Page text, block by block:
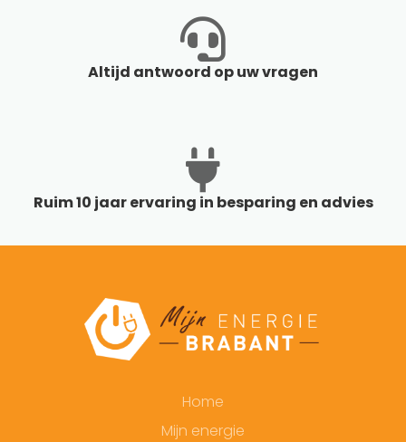
Altijd antwoord op uw vragen
Ruim 10 jaar ervaring in besparing en advies
Home
Mijn energie